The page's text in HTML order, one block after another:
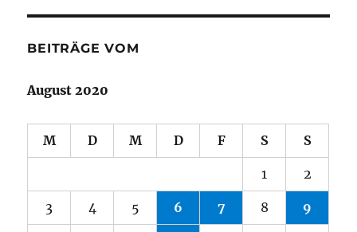
BEITRÄGE VOM
August 2020
M D M D F S S
1 2
3 4 5 6 7 8 9